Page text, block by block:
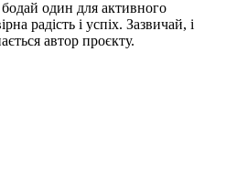
один для активного
радість і успіх. Зазвичай, і
автор проєкту.